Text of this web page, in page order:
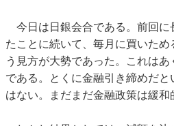
今日は日銀会合である。前回に
たことに続いて、毎月に買いた
う見方が大勢であった。これは
である。とくに金融引き締めだ
はない。まだまだ金融政策は緩和